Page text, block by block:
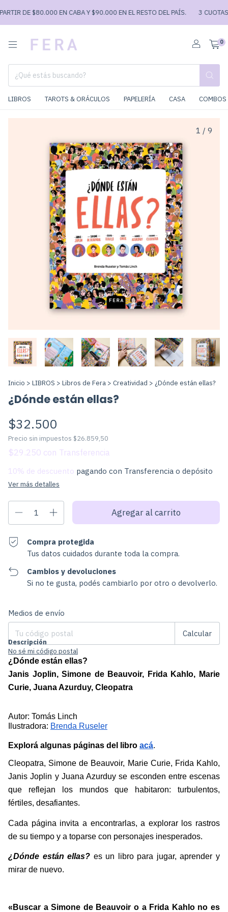
DE $80.000 EN CABA Y $90.000 EN EL RESTO DEL PAÍS. 3
0
LIBROS TAROTS & ORÁCULOS PAPELERÍA CASA
1 / 9
Inicio > LIBROS > Libros de Fera > Creatividad > ¿Dónde están ellas?
¿Dónde están ellas?
$32.500
Precio sin impuestos $26.859,50
$29.250 con
10% de descuento pagando con Transferencia o depósito
Ver más detalles
Compra protegida
Tus datos cuidados durante toda la compra.
Cambios y devoluciones
Si no te gusta, podés cambiarlo por otro o devolverlo.
Entregas para el CP:
Medios de envío
Calcular
No sé mi código postal
Descripción
¿Dónde están ellas?
Janis Joplin, Simone de Beauvoir, Frida Kahlo, Marie
Curie, Juana Azurduy, Cleopatra
Autor: Tomás Linch
Ilustradora: Brenda Ruseler
Explorá algunas páginas del libro acá.
Cleopatra, Simone de Beauvoir, Marie Curie, Frida Kahlo,
Janis Joplin y Juana Azurduy se esconden entre escenas
que reflejan los mundos que habitaron: turbulentos,
fértiles, desafiantes.
Cada página invita a encontrarlas, a explorar los rastros
de su tiempo y a toparse con personajes inesperados.
¿Dónde están ellas? es un libro para jugar, aprender y
mirar de nuevo.
«Buscar a Simone de Beauvoir o a Frida Kahlo no es